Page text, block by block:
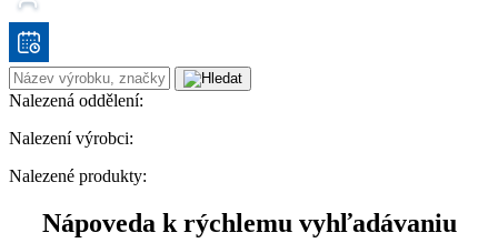
Nalezená oddělení:
Nalezení výrobci:
Nalezené produkty:
Nápoveda k rýchlemu vyhľadávaniu